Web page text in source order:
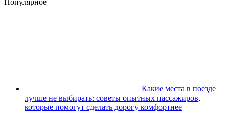
Какие места в поезде
лучше не выбирать: советы опытных пассажиров,
которые помогут сделать дорогу комфортнее